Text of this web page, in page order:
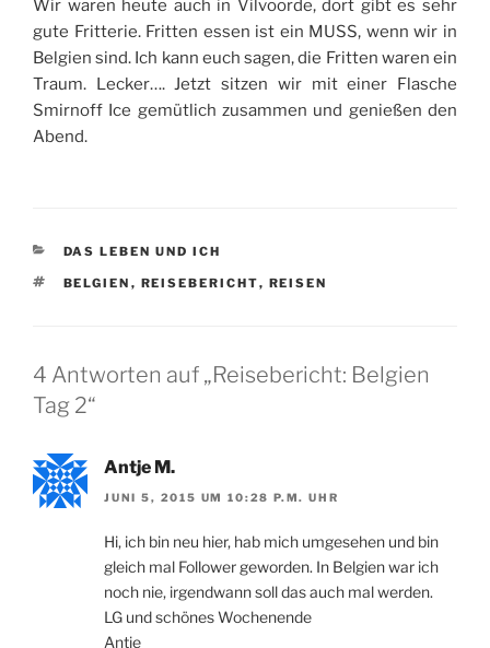
Wir waren heute auch in Vilvoorde, dort gibt es sehr
gute Fritterie. Fritten essen ist ein MUSS, wenn wir in
Belgien sind. Ich kann euch sagen, die Fritten waren ein
Traum. Lecker…. Jetzt sitzen wir mit einer Flasche
Smirnoff Ice gemütlich zusammen und genießen den
Abend.
KATEGORIEN
DAS LEBEN UND ICH
SCHLAGWÖRTER
BELGIEN , REISEBERICHT, REISEN
4 Antworten auf „Reisebericht: Belgien
Tag 2“
Antje M.
JUNI 5, 2015 UM 10:28 P.M. UHR
Hi, ich bin neu hier, hab mich umgesehen und bin
gleich mal Follower geworden. In Belgien war ich
noch nie, irgendwann soll das auch mal werden.
LG und schönes Wochenende
Antje